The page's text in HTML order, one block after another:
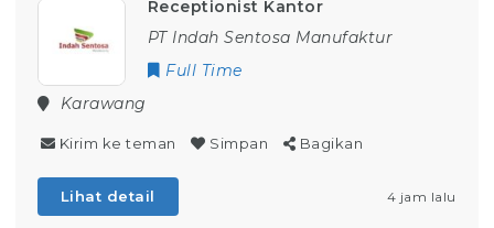
Receptionist Kantor
PT Indah Sentosa Manufaktur
Full Time
Karawang
Kirim ke teman Simpan Bagikan
Lihat detail 4 jam lalu